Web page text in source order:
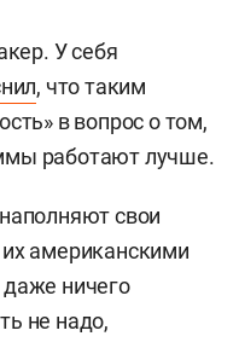
У себя
, что таким
в вопрос о том,
работают лучше.
свои
американскими
ничего
не надо,